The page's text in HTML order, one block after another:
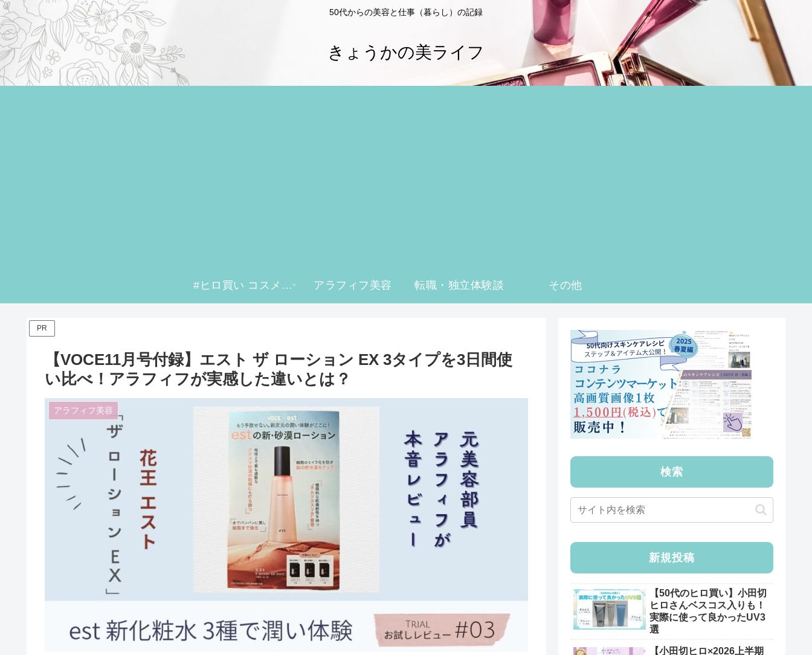
50代からの美容と仕事（暮らし）の記録
きょうかの美ライフ
#ヒロ買い コスメレビュー アラフィフ美容 転職・独立体験談 その他
PR
【VOCE11月号付録】エスト ザ ローション EX 3タイプを3日間使
い比べ！アラフィフが実感した違いとは？
アラフィフ美容
検索
新規投稿
【50代のヒロ買い】小田切
ヒロさんベスコス入りも！
実際に使って良かったUV3
選
【小田切ヒロ×2026上半期